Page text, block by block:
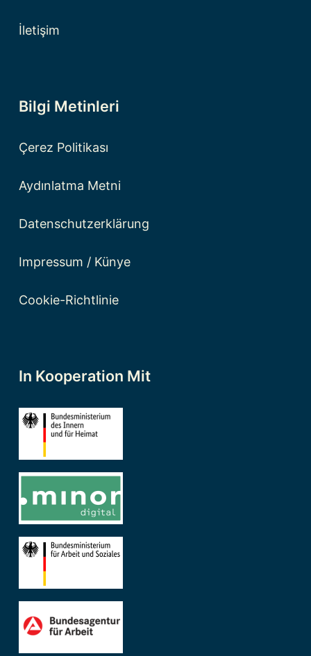
İletişim
Bilgi Metinleri
Çerez Politikası
Aydınlatma Metni
Datenschutzerklärung
Impressum / Künye
Cookie-Richtlinie
In Kooperation Mit